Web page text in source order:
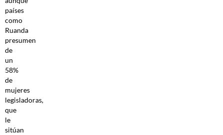
países
como
Ruanda
presumen
de
un
58%
de
mujeres
legisladoras,
que
le
sitúan